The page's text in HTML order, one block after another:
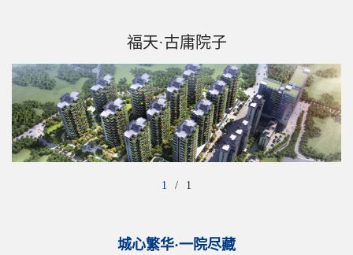
福天·古庸院子
1 / 1
城心繁华·一院尽藏